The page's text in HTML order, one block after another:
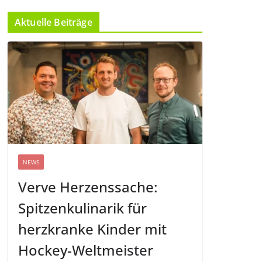
Aktuelle Beiträge
NEWS
Verve Herzenssache:
Spitzenkulinarik für
herzkranke Kinder mit
Hockey-Weltmeister